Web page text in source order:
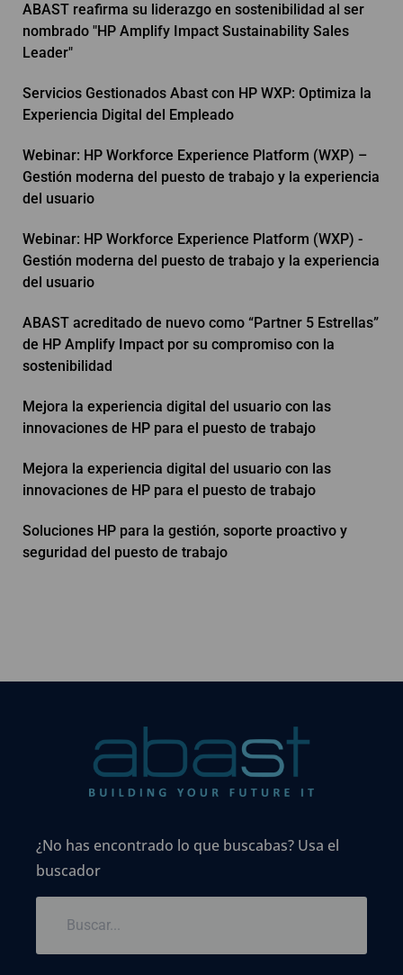
ABAST reafirma su liderazgo en sostenibilidad al ser
nombrado "HP Amplify Impact Sustainability Sales
Leader"
Servicios Gestionados Abast con HP WXP: Optimiza la
Experiencia Digital del Empleado
Webinar: HP Workforce Experience Platform (WXP) –
Gestión moderna del puesto de trabajo y la experiencia
del usuario
Webinar: HP Workforce Experience Platform (WXP) -
Gestión moderna del puesto de trabajo y la experiencia
del usuario
ABAST acreditado de nuevo como “Partner 5 Estrellas”
de HP Amplify Impact por su compromiso con la
sostenibilidad
Mejora la experiencia digital del usuario con las
innovaciones de HP para el puesto de trabajo
Mejora la experiencia digital del usuario con las
innovaciones de HP para el puesto de trabajo
Soluciones HP para la gestión, soporte proactivo y
seguridad del puesto de trabajo
¿No has encontrado lo que buscabas? Usa el
buscador